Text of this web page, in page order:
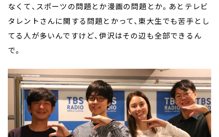
なくて、スポーツの問題とか漫画の問題とか。あとテレビ
タレントさんに関する問題とかって、東大生でも苦手とし
てる人が多いんですけど、伊沢はその辺も全部できるん
で。